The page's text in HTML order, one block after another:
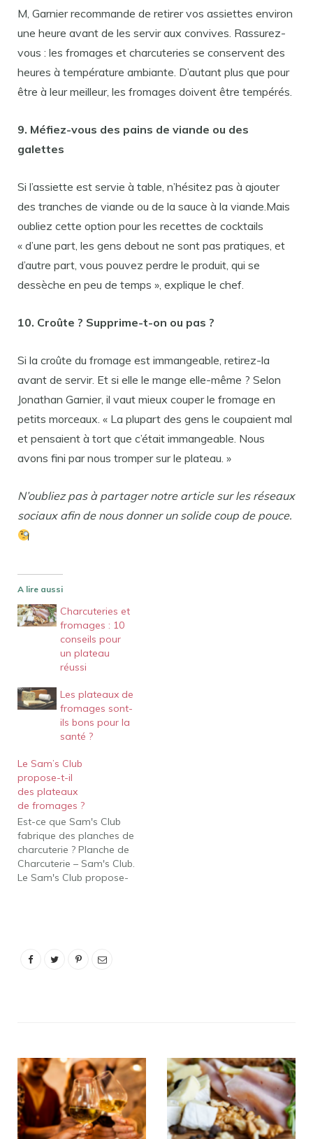
M, Garnier recommande de retirer vos assiettes environ
une heure avant de les servir aux convives. Rassurez-
vous : les fromages et charcuteries se conservent des
heures à température ambiante. D’autant plus que pour
être à leur meilleur, les fromages doivent être tempérés.
9. Méfiez-vous des pains de viande ou des
galettes
Si l’assiette est servie à table, n’hésitez pas à ajouter
des tranches de viande ou de la sauce à la viande.Mais
oubliez cette option pour les recettes de cocktails
« d’une part, les gens debout ne sont pas pratiques, et
d’autre part, vous pouvez perdre le produit, qui se
dessèche en peu de temps », explique le chef.
10. Croûte ? Supprime-t-on ou pas ?
Si la croûte du fromage est immangeable, retirez-la
avant de servir. Et si elle le mange elle-même ? Selon
Jonathan Garnier, il vaut mieux couper le fromage en
petits morceaux. « La plupart des gens le coupaient mal
et pensaient à tort que c’était immangeable. Nous
avons fini par nous tromper sur le plateau. »
N’oubliez pas à partager notre article sur les réseaux
sociaux afin de nous donner un solide coup de pouce.
A lire aussi
Charcuteries et
fromages : 10
conseils pour
un plateau
réussi
Les plateaux de
fromages sont-
ils bons pour la
santé ?
Le Sam’s Club
propose-t-il
des plateaux
de fromages ?
Est-ce que Sam's Club
fabrique des planches de
charcuterie ? Planche de
Charcuterie – Sam's Club.
Le Sam's Club propose-
planches de charcuterie?